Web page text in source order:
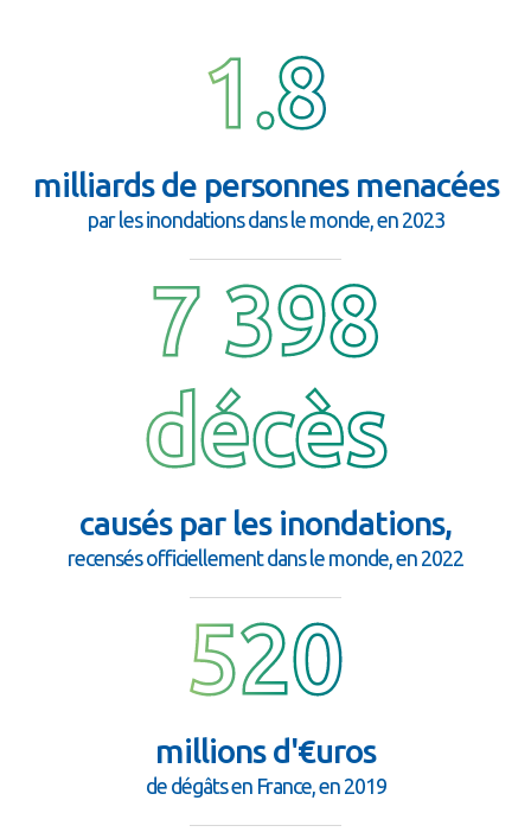
1.8
milliards de personnes menacées
par les inondations dans le monde, en 2023
7 398
décès
causés par les inondations,
recensés officiellement dans le monde, en 2022
520
millions d'€uros
de dégâts en France, en 2019